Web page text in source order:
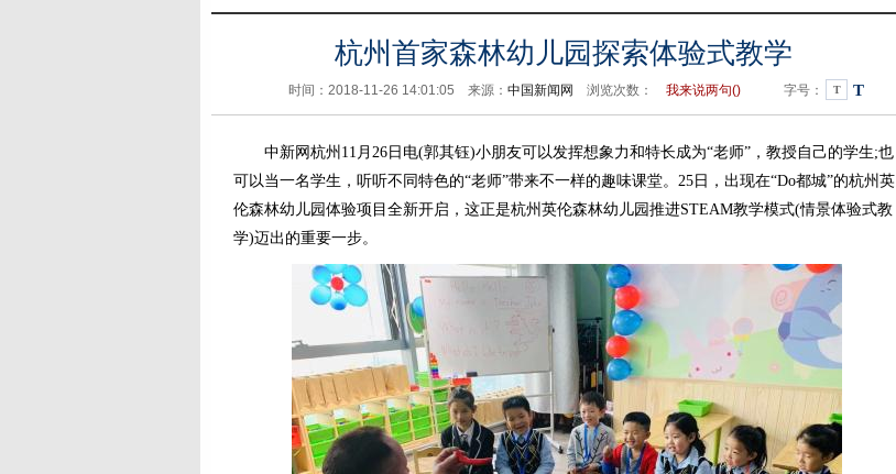
杭州首家森林幼儿园探索体验式教学
时间：2018-11-26 14:01:05 来源： 中国新闻网 浏览次数： 我来说两句() 字号： T T
中新网杭州11月26日电(郭其钰)小朋友可以发挥想象力和特长成为“老师”，教授自己的学生;也
可以当一名学生，听听不同特色的“老师”带来不一样的趣味课堂。25日，出现在“Do都城”的杭州英
伦森林幼儿园体验项目全新开启，这正是杭州英伦森林幼儿园推进STEAM教学模式(情景体验式教
学)迈出的重要一步。